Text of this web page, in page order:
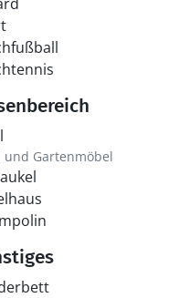
und Gartenmöbel